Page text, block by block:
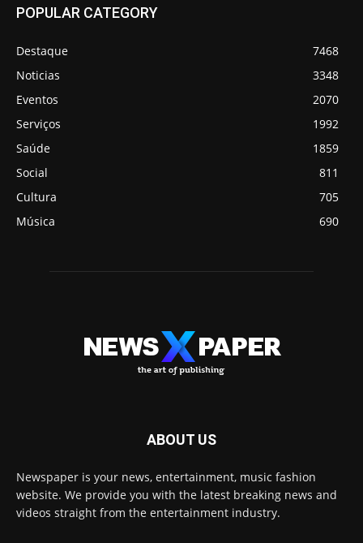
POPULAR CATEGORY
Destaque
7468
Noticias
3348
Eventos
2070
Serviços
1992
Saúde
1859
Social
811
Cultura
705
Música
690
ABOUT US
Newspaper is your news, entertainment, music fashion
website. We provide you with the latest breaking news and
videos straight from the entertainment industry.